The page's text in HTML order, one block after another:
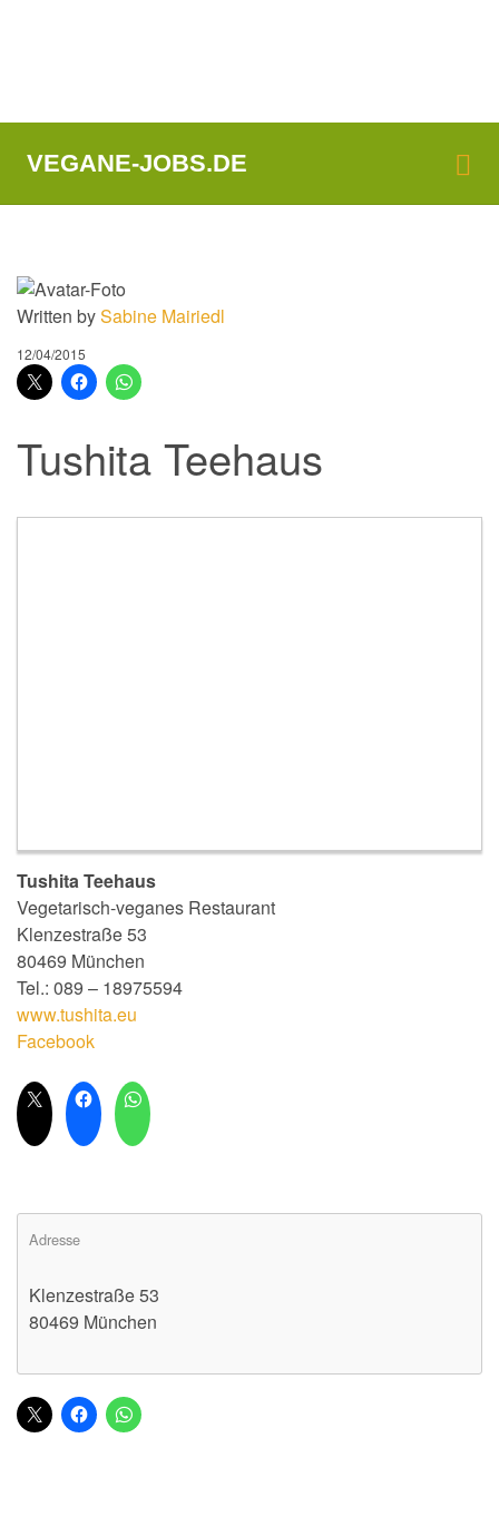
VEGANE-JOBS.DE
Written bySabine Mairiedl
12/04/2015
Tushita Teehaus
Tushita Teehaus
Vegetarisch-veganes Restaurant
Klenzestraße 53
80469 München
Tel.: 089 – 18975594
www.tushita.eu
Facebook
Adresse
Klenzestraße 53
80469 München